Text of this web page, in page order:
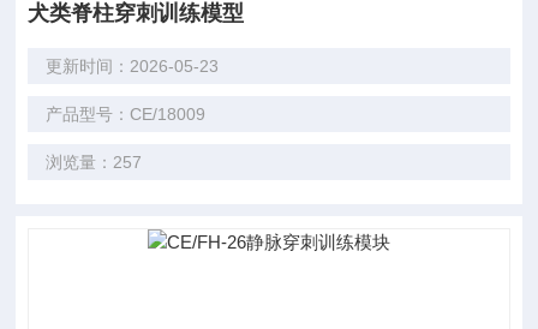
犬类脊柱穿刺训练模型
更新时间：2026-05-23
产品型号：CE/18009
浏览量：257